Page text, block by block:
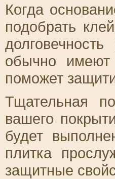
Когда
подобрать
обычно имеют
поможет
Тщательная
вашего
будет
плитка
защитные